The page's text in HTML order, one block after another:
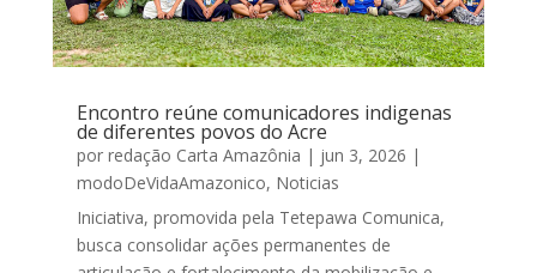
Encontro reúne comunicadores indigenas
de diferentes povos do Acre
por redação Carta Amazônia | jun 3, 2026 |
modoDeVidaAmazonico, Noticias
Iniciativa, promovida pela Tetepawa Comunica,
busca consolidar ações permanentes de